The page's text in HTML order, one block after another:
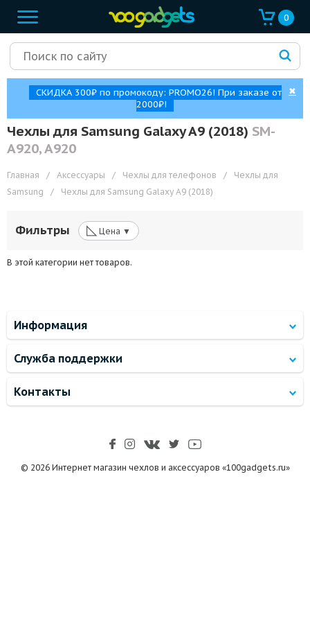
0
СКИДКА 300₽ по промокоду: PROMO26! При заказе от
2000₽!
✖
Чехлы для Samsung Galaxy A9 (2018) SM-
A920, A920
Главная / Аксессуары / Чехлы для телефонов /
Чехлы для
Samsung
/ Чехлы для Samsung Galaxy A9 (2018)
Фильтры ◺ Цена ▼
В этой категории нет товаров.
Информация
Служба поддержки
Контакты
© 2026 Интернет магазин чехлов и аксессуаров «100gadgets.ru»